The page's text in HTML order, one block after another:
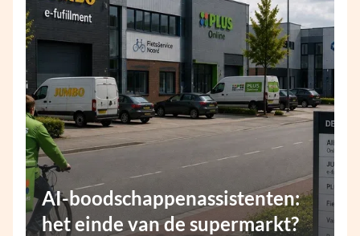
AI-boodschappenassistenten:
het einde van de supermarkt?